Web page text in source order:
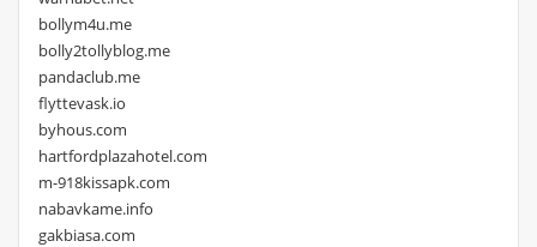
bollym4u.me
bolly2tollyblog.me
pandaclub.me
flyttevask.io
byhous.com
hartfordplazahotel.com
m-918kissapk.com
nabavkame.info
gakbiasa.com